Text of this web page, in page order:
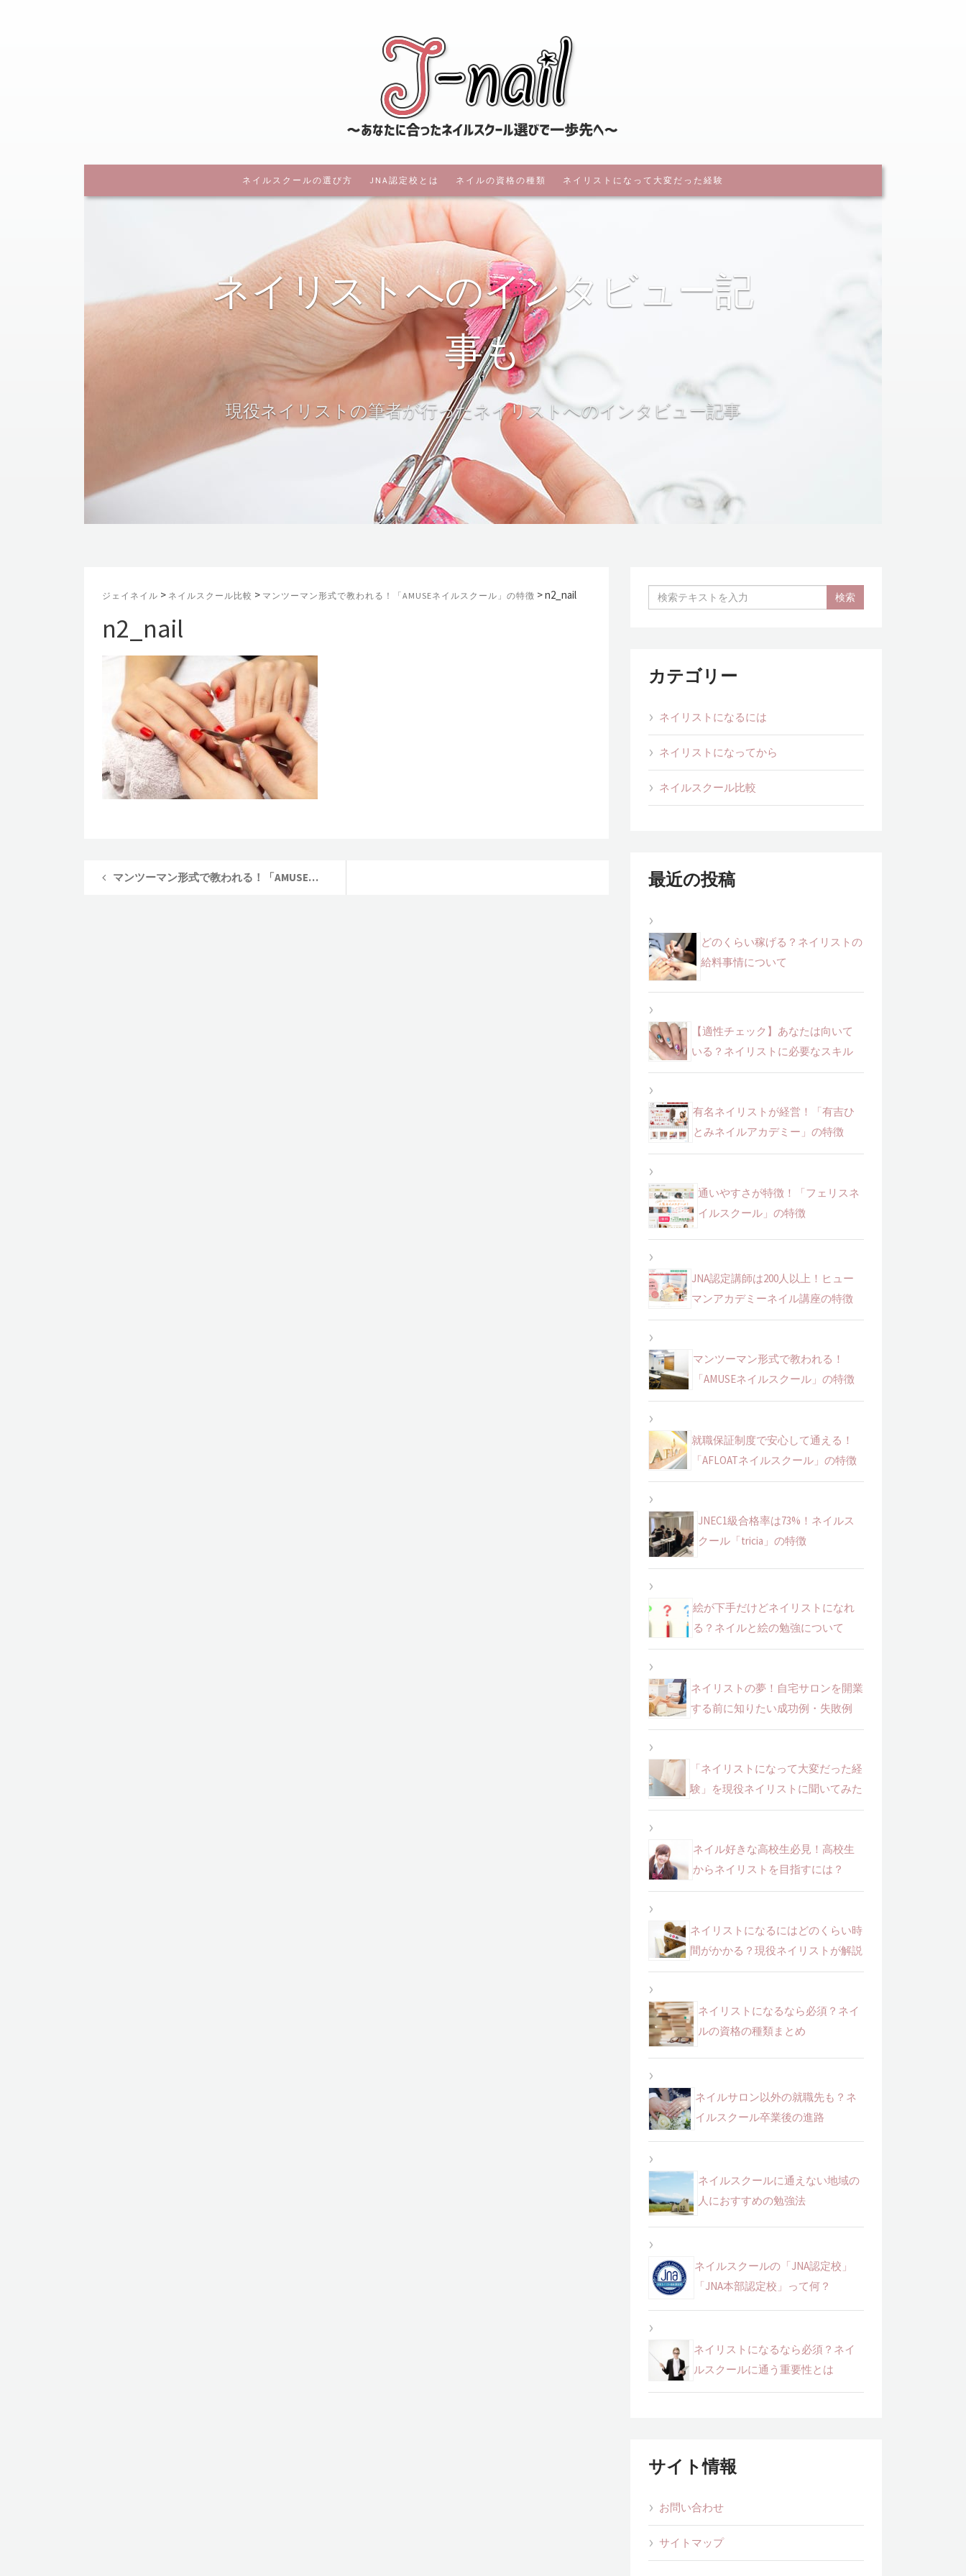
ジェイネイル
ネイルスクールの選び方 JNA認定校とは ネイルの資格の種類 ネイリストになって大変だった経験
ネイルスクールも紹介していま
す
ジェイネイル > ネイルスクール比較 > マンツーマン形式で教われる！「AMUSEネイルスクール」の特徴 >n2_nail
n2_nail
マンツーマン形式で教われる！「AMUSEネイルスクール」の特徴
カテゴリー
ネイリストになるには
ネイリストになってから
ネイルスクール比較
最近の投稿
どのくらい稼げる？ネイリストの
給料事情について
【適性チェック】あなたは向いて
いる？ネイリストに必要なスキル
有名ネイリストが経営！「有吉ひ
とみネイルアカデミー」の特徴
通いやすさが特徴！「フェリスネ
イルスクール」の特徴
JNA認定講師は200人以上！ヒュー
マンアカデミーネイル講座の特徴
マンツーマン形式で教われる！
「AMUSEネイルスクール」の特徴
就職保証制度で安心して通える！
「AFLOATネイルスクール」の特徴
JNEC1級合格率は73%！ネイルス
クール「tricia」の特徴
絵が下手だけどネイリストになれ
る？ネイルと絵の勉強について
ネイリストの夢！自宅サロンを開業
する前に知りたい成功例・失敗例
「ネイリストになって大変だった経
験」を現役ネイリストに聞いてみた
ネイル好きな高校生必見！高校生
からネイリストを目指すには？
ネイリストになるにはどのくらい時
間がかかる？現役ネイリストが解説
ネイリストになるなら必須？ネイ
ルの資格の種類まとめ
ネイルサロン以外の就職先も？ネ
イルスクール卒業後の進路
ネイルスクールに通えない地域の
人におすすめの勉強法
ネイルスクールの「JNA認定校」
「JNA本部認定校」って何？
ネイリストになるなら必須？ネイ
ルスクールに通う重要性とは
サイト情報
お問い合わせ
サイトマップ